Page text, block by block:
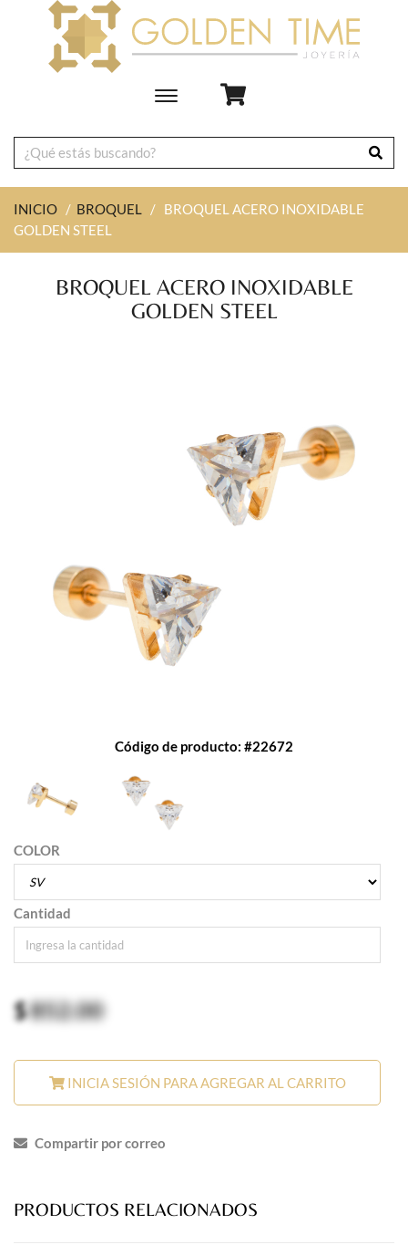
Toggle
navigation
INICIO / BROQUEL / BROQUEL ACERO INOXIDABLE
GOLDEN STEEL
BROQUEL ACERO INOXIDABLE
GOLDEN STEEL
Código de producto: #22672
COLOR
Cantidad
$852.00
INICIA SESIÓN PARA AGREGAR AL CARRITO
Compartir por correo
PRODUCTOS RELACIONADOS